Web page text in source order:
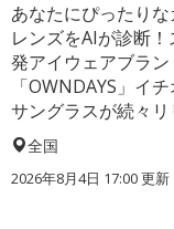
あなたにぴったり
レンズをAIが診断！
発アイウェアブラ
「OWNDAYS」イ
サングラスが続々リ
全国
2026年8月4日 17:00更新